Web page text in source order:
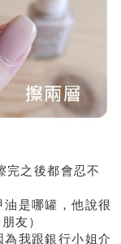
完之後都會忍不
是哪罐，他說很
友）
我跟銀行小姐介